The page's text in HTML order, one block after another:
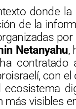
donde
de la
por
Netanyahu,
contratado
con
ecosistema
más visibles